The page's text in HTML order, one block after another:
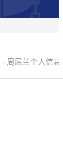
- 周屈兰个人信息